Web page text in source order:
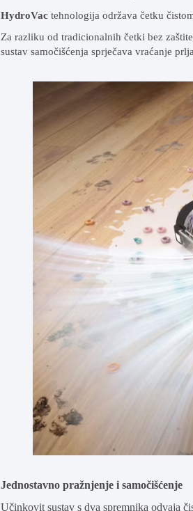
HydroVac tehnologija održava četku
Za razliku od tradicionalnih četki bez
sustav samočišćenja sprječava vraćanje
Jednostavno pražnjenje i samočišćenje
Učinkovit sustav s dva spremnika odvaja